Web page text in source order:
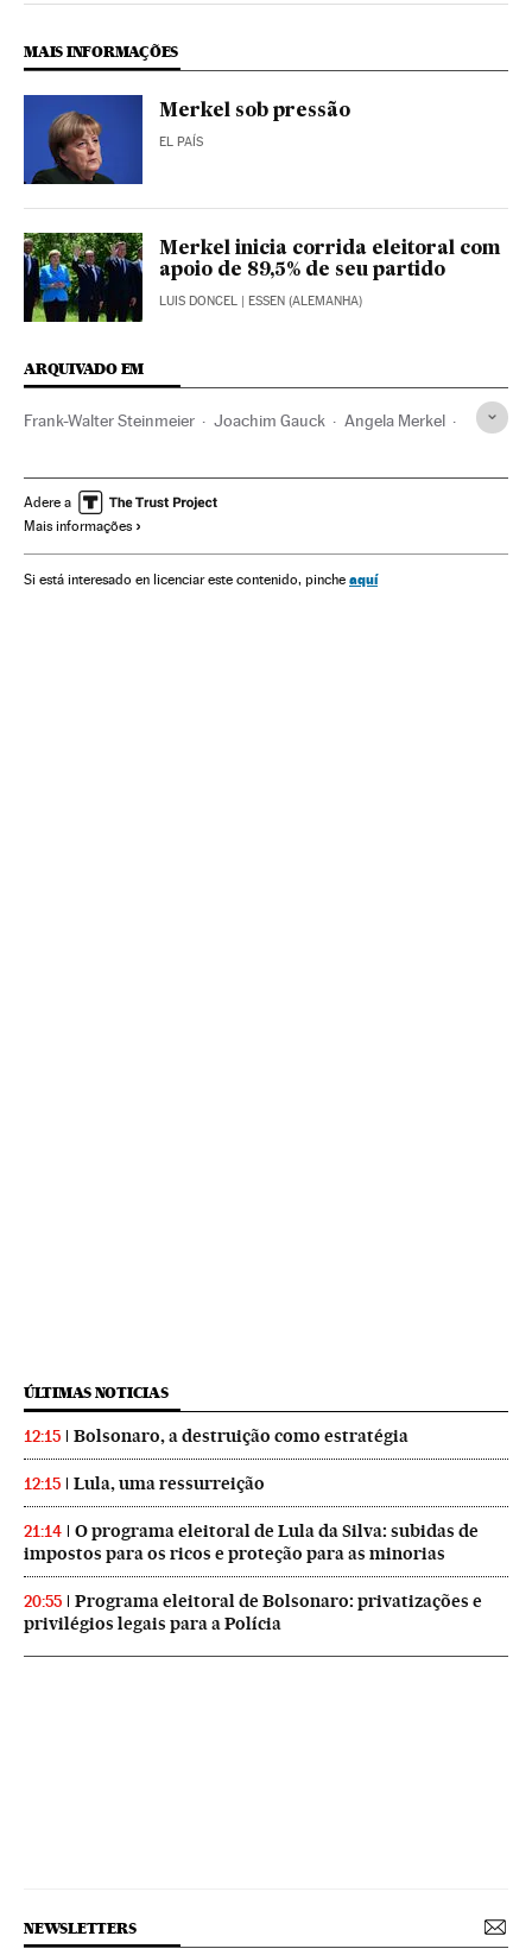
MAIS INFORMAÇÕES
Merkel sob pressão
EL PAÍS
Merkel inicia corrida eleitoral com
apoio de 89,5% de seu partido
LUIS DONCEL | ESSEN (ALEMANHA)
ARQUIVADO EM
Frank-Walter Steinmeier Joachim Gauck Angela Merkel
Europa Política
Adere a
Mais informações
Si está interesado en licenciar este contenido, pinche aquí
ÚLTIMAS NOTICIAS
12:15 Bolsonaro, a destruição como estratégia
12:15 Lula, uma ressurreição
21:14
O programa eleitoral de Lula da Silva: subidas de
impostos para os ricos e proteção para as minorias
20:55
Programa eleitoral de Bolsonaro: privatizações e
privilégios legais para a Polícia
NEWSLETTERS